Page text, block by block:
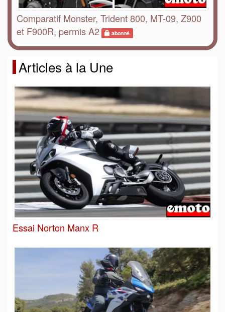
Comparatif Monster, Trident 800, MT-09, Z900
et F900R, permis A2
abonné
Articles à la Une
Essai Norton Manx R